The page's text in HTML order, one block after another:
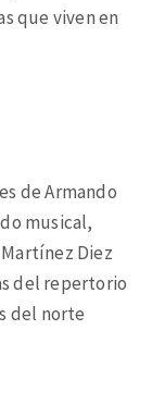
que viven en
de Armando
musical,
Diez
del repertorio
del norte